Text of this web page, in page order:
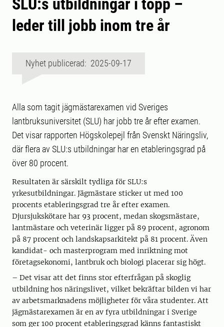
SLU:s utbildningar i topp –
leder till jobb inom tre år
Nyhet publicerad: 2025-09-17
Alla som tagit jägmästarexamen vid Sveriges
lantbruksuniversitet (SLU) har jobb tre år efter examen.
Det visar rapporten Högskolepejl från Svenskt Näringsliv,
där flera av SLU:s utbildningar har en etableringsgrad på
över 80 procent.
Resultaten är särskilt tydliga för SLU:s
yrkesutbildningar. Jägmästare sticker ut med 100
procents etableringsgrad tre år efter examen.
Djursjukskötare har 93 procent, medan skogsmästare,
lantmästare och veterinär ligger på 89 procent, agronom
på 87 procent och landskapsarkitekt på 81 procent. Även
kandidat- och masterprogram med inriktning mot
företagsekonomi, lantbruk och biologi placerar sig högt.
– Det visar att det finns stor efterfrågan på skoglig
utbildning hos näringslivet, vilket bekräftar bilden vi har
av arbetsmarknadens möjligheter för våra studenter. Att
jägmästarexamen är en av fyra utbildningar i Sverige
som ger 100 procent etableringsgrad känns fantastiskt